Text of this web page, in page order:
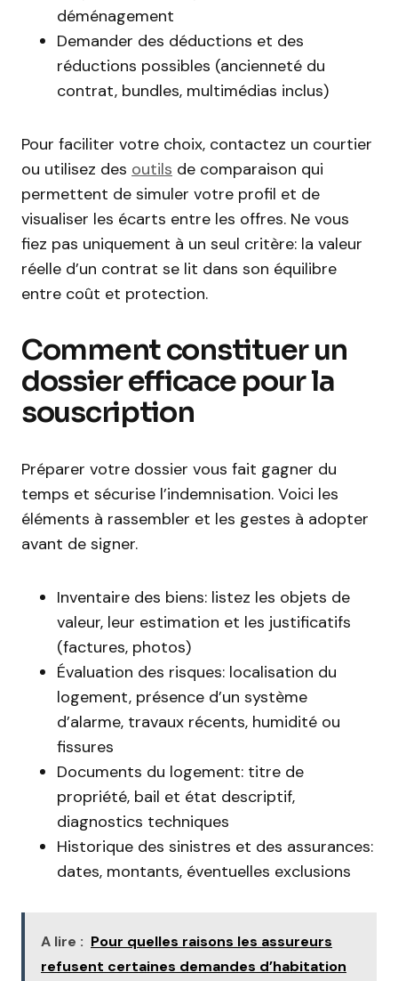
déménagement
Demander des déductions et des
réductions possibles (ancienneté du
contrat, bundles, multimédias inclus)
Pour faciliter votre choix, contactez un courtier
ou utilisez des outils de comparaison qui
permettent de simuler votre profil et de
visualiser les écarts entre les offres. Ne vous
fiez pas uniquement à un seul critère: la valeur
réelle d’un contrat se lit dans son équilibre
entre coût et protection.
Comment constituer un
dossier efficace pour la
souscription
Préparer votre dossier vous fait gagner du
temps et sécurise l’indemnisation. Voici les
éléments à rassembler et les gestes à adopter
avant de signer.
Inventaire des biens: listez les objets de
valeur, leur estimation et les justificatifs
(factures, photos)
Évaluation des risques: localisation du
logement, présence d’un système
d’alarme, travaux récents, humidité ou
fissures
Documents du logement: titre de
propriété, bail et état descriptif,
diagnostics techniques
Historique des sinistres et des assurances:
dates, montants, éventuelles exclusions
A lire : Pour quelles raisons les assureurs
refusent certaines demandes d’habitation